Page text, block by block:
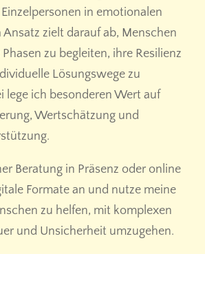
Einzelpersonen in emotionalen
zielt darauf ab, Menschen
zu begleiten, ihre Resilienz
Lösungswege zu
lege ich besonderen Wert auf
Wertschätzung und
Beratung in Präsenz oder online
Formate an und nutze meine
zu helfen, mit komplexen
und Unsicherheit umzugehen.